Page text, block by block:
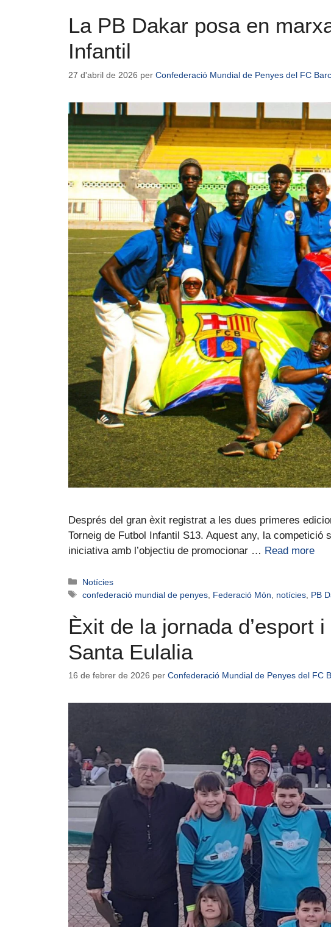
La PB Dakar posa en
Infantil
27 d'abril de 2026 per Confederació Mundial de Penyes del FC
Després del gran èxit registrat a les dues primeres
Torneig de Futbol Infantil S13. Aquest any, la competició
iniciativa amb l’objectiu de promocionar … Read more
Notícies
confederació mundial de penyes Federació Món notícies PB
Èxit de la jornada d’esport
Santa Eulalia
16 de febrer de 2026 per Confederació Mundial de Penyes del FC